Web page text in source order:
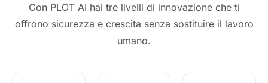
Con PLOT AI hai tre livelli di innovazione che ti
offrono sicurezza e crescita senza sostituire il lavoro
umano.